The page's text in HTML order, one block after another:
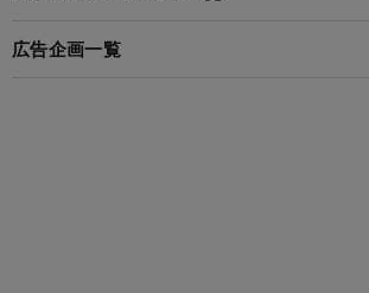
広告企画一覧